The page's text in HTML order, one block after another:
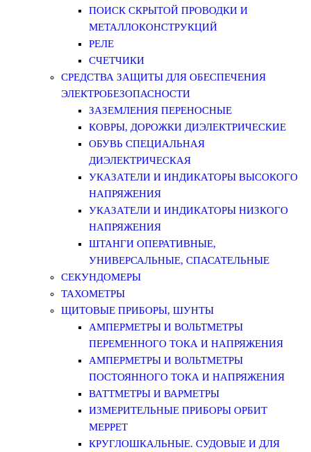
ПОИСК СКРЫТОЙ ПРОВОДКИ И
МЕТАЛЛОКОНСТРУКЦИЙ
РЕЛЕ
СЧЕТЧИКИ
СРЕДСТВА ЗАЩИТЫ ДЛЯ ОБЕСПЕЧЕНИЯ
ЭЛЕКТРОБЕЗОПАСНОСТИ
ЗАЗЕМЛЕНИЯ ПЕРЕНОСНЫЕ
КОВРЫ, ДОРОЖКИ ДИЭЛЕКТРИЧЕСКИЕ
ОБУВЬ СПЕЦИАЛЬНАЯ
ДИЭЛЕКТРИЧЕСКАЯ
УКАЗАТЕЛИ И ИНДИКАТОРЫ ВЫСОКОГО
НАПРЯЖЕНИЯ
УКАЗАТЕЛИ И ИНДИКАТОРЫ НИЗКОГО
НАПРЯЖЕНИЯ
ШТАНГИ ОПЕРАТИВНЫЕ,
УНИВЕРСАЛЬНЫЕ, СПАСАТЕЛЬНЫЕ
СЕКУНДОМЕРЫ
ТАХОМЕТРЫ
ЩИТОВЫЕ ПРИБОРЫ, ШУНТЫ
АМПЕРМЕТРЫ И ВОЛЬТМЕТРЫ
ПЕРЕМЕННОГО ТОКА И НАПРЯЖЕНИЯ
АМПЕРМЕТРЫ И ВОЛЬТМЕТРЫ
ПОСТОЯННОГО ТОКА И НАПРЯЖЕНИЯ
ВАТТМЕТРЫ И ВАРМЕТРЫ
ИЗМЕРИТЕЛЬНЫЕ ПРИБОРЫ ОРБИТ
МЕРРЕТ
КРУГЛОШКАЛЬНЫЕ. СУДОВЫЕ И ДЛЯ